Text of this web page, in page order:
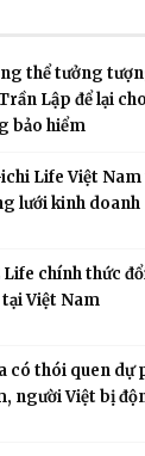
thể tưởng
Lập để lại
bảo hiểm
Life Việt
lưới kinh doanh
Life chính thức
Việt Nam
có thói quen dự
người Việt bị